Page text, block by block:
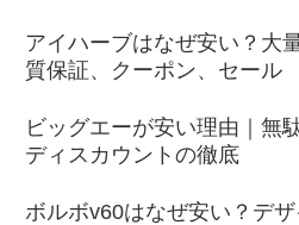
アイハーブはなぜ安い？大
質保証、クーポン、セール
ビッグエーが安い理由｜無
ディスカウントの徹底
ボルボv60はなぜ安い？デ